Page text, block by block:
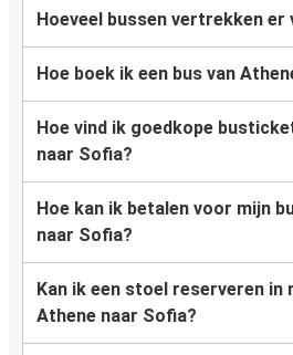
Hoeveel bussen vertrekken er
Hoe boek ik een bus van
Hoe vind ik goedkope
naar Sofia?
Hoe kan ik betalen voor mijn
naar Sofia?
Kan ik een stoel reserveren in
Athene naar Sofia?